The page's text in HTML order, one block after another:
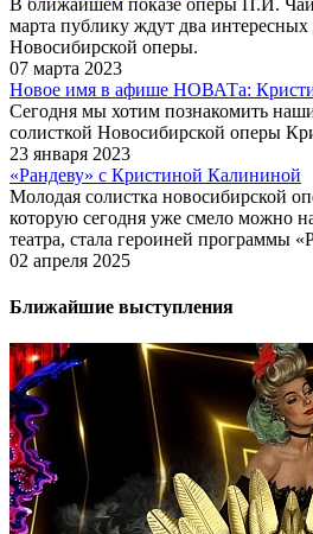
марта публику ждут два интересных
Новосибирской оперы.
07 марта 2023
Новое имя в афише НОВАТа:
Сегодня мы хотим познакомить
солисткой Новосибирской оперы
23 января 2023
«Рандеву» с Кристиной Калининой
Молодая солистка новосибирской
которую сегодня уже смело можно
театра, стала героиней программы
02 апреля 2025
Ближайшие выступления